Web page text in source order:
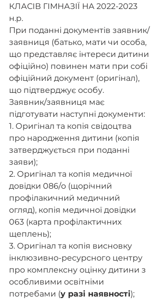
КЛАСІВ ГІМНАЗІЇ НА 2022-2023
н.р.
При поданні документів заявник/
заявниця (батько, мати чи особа,
що представляє інтереси дитини
офіційно) повинен мати при собі
офіційний документ (оригінал),
що підтверджує особу.
Заявник/заявниця має
підготувати наступні документи:
1. Оригінал та копія свідоцтва
про народження дитини (копія
затверджується при поданні
заяви);
2. Оригінал та копія медичної
довідки 086/о (щорічний
профілакичний медичний
огляд), копія медичної довідки
063 (карта профілактичних
щеплень);
3. Оригінал та копія висновку
інклюзивно-ресурсного центру
про комплексну оцінку дитини з
особливими освітніми
потребами (у разі наявності);